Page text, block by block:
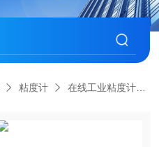
粘度计 在线工业粘度计